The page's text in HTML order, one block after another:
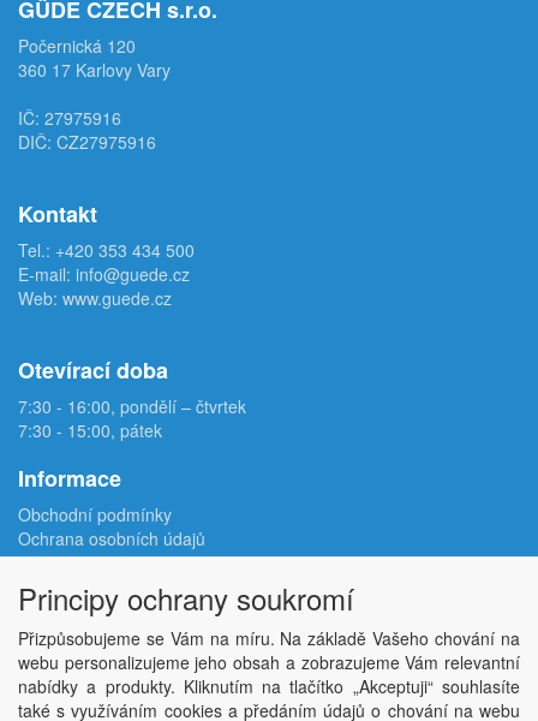
GÜDE CZECH s.r.o.
Počernická 120
360 17 Karlovy Vary
IČ: 27975916
DIČ: CZ27975916
Kontakt
Tel.: +420 353 434 500
E-mail: info@guede.cz
Web: www.guede.cz
Otevírací doba
7:30 - 16:00, pondělí – čtvrtek
7:30 - 15:00, pátek
Informace
Obchodní podmínky
Ochrana osobních údajů
Reklamační protokol
Odstoupení od smlouvy
Podmínky užití e-shopu
Doprava
Velkoobchod
Kontakt
Nastavení soukromí
Principy ochrany soukromí
Přizpůsobujeme se Vám na míru. Na základě Vašeho chování na
webu personalizujeme jeho obsah a zobrazujeme Vám relevantní
nabídky a produkty. Kliknutím na tlačítko „Akceptuji“ souhlasíte
také s využíváním cookies a předáním údajů o chování na webu